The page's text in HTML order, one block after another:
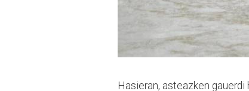
Hasieran, asteazken